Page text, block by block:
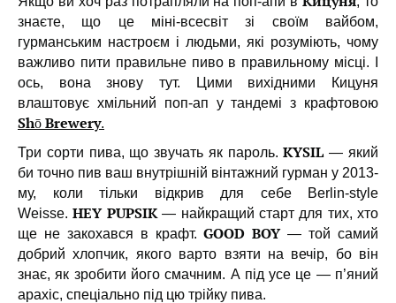
знаєте, що це міні-всесвіт зі своїм вайбом,
гурманським настроєм і людьми, які розуміють, чому
важливо пити правильне пиво в правильному місці. І
ось, вона знову тут. Цими вихідними Кицуня
влаштовує хмільний поп-ап у тандемі з крафтовою
Shō Brewery.
Три сорти пива, що звучать як пароль.KYSIL — який
би точно пив ваш внутрішній вінтажний гурман у 2013-
му, коли тільки відкрив для себе Berlin-style
Weisse.HEY PUPSIK— найкращий старт для тих, хто
ще не закохався в крафт.GOOD BOY— той самий
добрий хлопчик, якого варто взяти на вечір, бо він
знає, як зробити його смачним. А під усе це — п’яний
арахіс, спеціально під цю трійку пива.